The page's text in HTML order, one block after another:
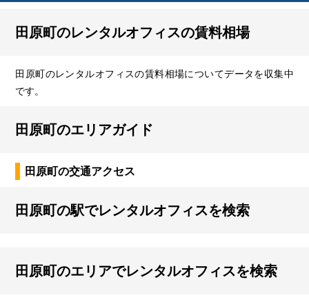
田原町のレンタルオフィスの賃料相場
田原町のレンタルオフィスの賃料相場についてデータを収集中
です。
田原町のエリアガイド
田原町の交通アクセス
田原町の駅でレンタルオフィスを検索
田原町のエリアでレンタルオフィスを検索